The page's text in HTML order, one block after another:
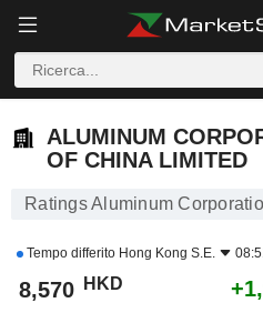
ALUMINUM
OF CHINA LIMITED
Ratings Aluminum
Tempo differito Hong Kong S.E.
8,570 HKD